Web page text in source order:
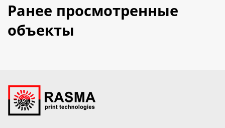
Ранее просмотренные
объекты